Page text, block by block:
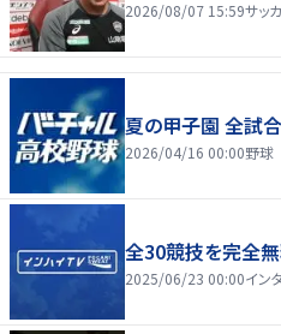
2026/08/07 15:59サッ
夏の甲子園 全試
2026/04/16 00:00野球
全30競技を完全無
2025/06/23 00:00イン